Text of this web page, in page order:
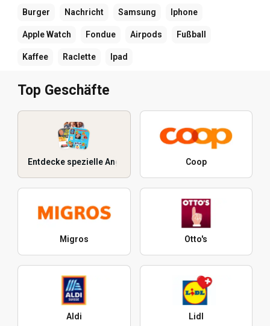
Burger Nachricht Samsung Iphone
Apple Watch Fondue Airpods Fußball
Kaffee Raclette Ipad
Top Geschäfte
Entdecke spezielle Angebote Coop
Migros Otto's
Aldi Lidl